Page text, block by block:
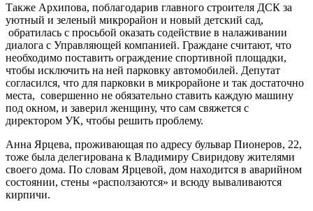
Также Архипова, поблагодарив главного строителя ДСК за
уютный и зеленый микрорайон и новый детский сад,
обратилась с просьбой оказать содействие в налаживании
диалога с Управляющей компанией. Граждане считают, что
необходимо поставить ограждение спортивной площадки,
чтобы исключить на ней парковку автомобилей. Депутат
согласился, что для парковки в микрорайоне и так достаточно
места, совершенно не обязательно ставить каждую машину
под окном, и заверил женщину, что сам свяжется с
директором УК, чтобы решить проблему.
Анна Ярцева, проживающая по адресу бульвар Пионеров, 22,
тоже была делегирована к Владимиру Свиридову жителями
своего дома. По словам Ярцевой, дом находится в аварийном
состоянии, стены «расползаются» и всюду вываливаются
кирпичи.